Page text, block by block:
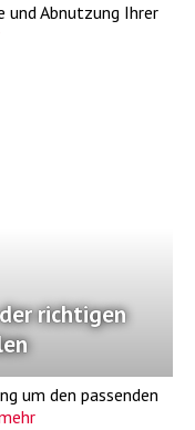
Abnutzung Ihrer
richtigen
um den passenden